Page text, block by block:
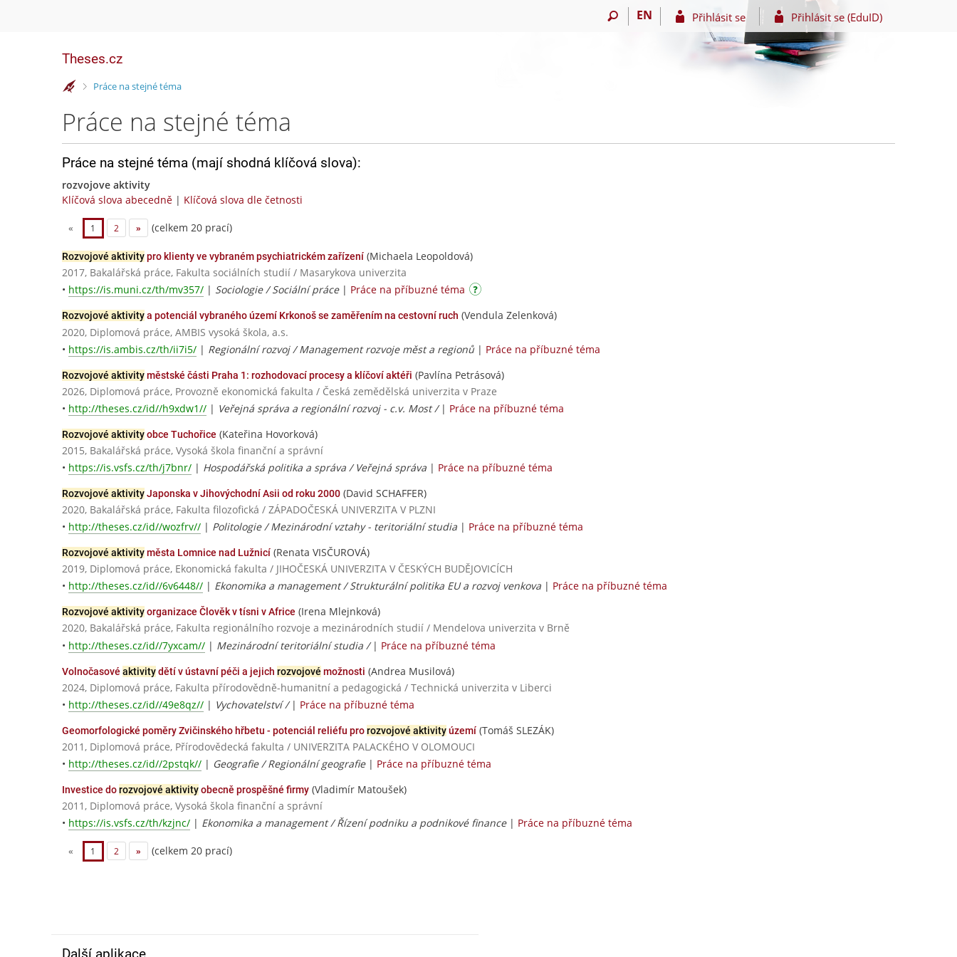
EN Přihlásit se Přihlásit se (EduID)
Theses.cz
>Práce na stejné téma
Práce na stejné téma
Práce na stejné téma (mají shodná klíčová slova):
rozvojove aktivity
Klíčová slova abecedně | Klíčová slova dle četnosti
« 1 2 » (celkem 20 prací)
Rozvojové aktivitypro klienty ve vybraném psychiatrickém zařízení (Michaela Leopoldová)
2017, Bakalářská práce, Fakulta sociálních studií / Masarykova univerzita
• https://is.muni.cz/th/mv357/ | Sociologie / Sociální práce| Práce na příbuzné téma
Rozvojové aktivitya potenciál vybraného území Krkonoš se zaměřením na cestovní ruch (Vendula Zelenková)
2020, Diplomová práce, AMBIS vysoká škola, a.s.
• https://is.ambis.cz/th/ii7i5/ | Regionální rozvoj / Management rozvoje měst a regionů | Práce na příbuzné téma
Rozvojové aktivityměstské části Praha 1: rozhodovací procesy a klíčoví aktéři (Pavlína Petrásová)
2026, Diplomová práce, Provozně ekonomická fakulta / Česká zemědělská univerzita v Praze
• http://theses.cz/id//h9xdw1// | Veřejná správa a regionální rozvoj - c.v. Most / | Práce na příbuzné téma
Rozvojové aktivityobce Tuchořice (Kateřina Hovorková)
2015, Bakalářská práce, Vysoká škola finanční a správní
• https://is.vsfs.cz/th/j7bnr/ | Hospodářská politika a správa / Veřejná správa | Práce na příbuzné téma
Rozvojové aktivityJaponska v Jihovýchodní Asii od roku 2000 (David SCHAFFER)
2020, Bakalářská práce, Fakulta filozofická / ZÁPADOČESKÁ UNIVERZITA V PLZNI
• http://theses.cz/id//wozfrv// | Politologie / Mezinárodní vztahy - teritoriální studia | Práce na příbuzné téma
Rozvojové aktivityměsta Lomnice nad Lužnicí (Renata VISČUROVÁ)
2019, Diplomová práce, Ekonomická fakulta / JIHOČESKÁ UNIVERZITA V ČESKÝCH BUDĚJOVICÍCH
• http://theses.cz/id//6v6448// | Ekonomika a management / Strukturální politika EU a rozvoj venkova | Práce na příbuzné téma
Rozvojové aktivityorganizace Člověk v tísni v Africe (Irena Mlejnková)
2020, Bakalářská práce, Fakulta regionálního rozvoje a mezinárodních studií / Mendelova univerzita v Brně
• http://theses.cz/id//7yxcam// | Mezinárodní teritoriální studia / | Práce na příbuzné téma
Volnočasové aktivitydětí v ústavní péči a jejich rozvojové možnosti (Andrea Musilová)
2024, Diplomová práce, Fakulta přírodovědně-humanitní a pedagogická / Technická univerzita v Liberci
• http://theses.cz/id//49e8qz// | Vychovatelství / | Práce na příbuzné téma
Geomorfologické poměry Zvičinského hřbetu - potenciál reliéfu prorozvojové aktivityúzemí (Tomáš SLEZÁK)
2011, Diplomová práce, Přírodovědecká fakulta / UNIVERZITA PALACKÉHO V OLOMOUCI
• http://theses.cz/id//2pstqk// | Geografie / Regionální geografie| Práce na příbuzné téma
Investice dorozvojové aktivityobecně prospěšné firmy (Vladimír Matoušek)
2011, Diplomová práce, Vysoká škola finanční a správní
• https://is.vsfs.cz/th/kzjnc/ | Ekonomika a management / Řízení podniku a podnikové finance| Práce na příbuzné téma
« 1 2 » (celkem 20 prací)